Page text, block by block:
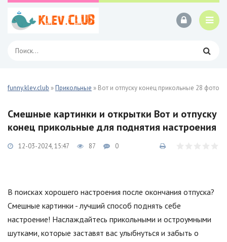
funny.klev.club »Прикольные » Вот и отпуску конец прикольные 28 фото
Смешные картинки и открытки Вот и отпуску
конец прикольные для поднятия настроения
12-03-2024, 15:47 87 0
В поисках хорошего настроения после окончания отпуска?
Смешные картинки - лучший способ поднять себе
настроение! Наслаждайтесь прикольными и остроумными
шутками, которые заставят вас улыбнуться и забыть о